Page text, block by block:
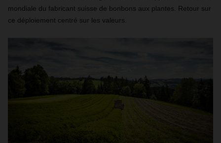
mondiale du fabricant suisse de bonbons aux plantes. Retour sur
ce déploiement centré sur les valeurs.